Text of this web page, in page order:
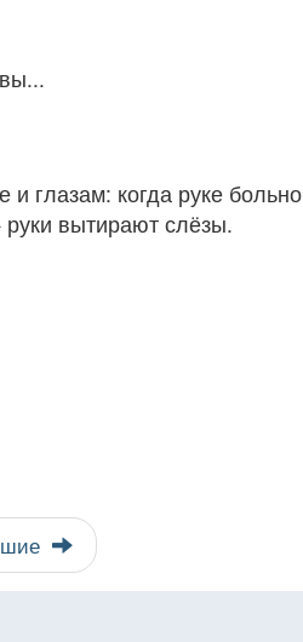
глазам: когда руке больно
вытирают слёзы.